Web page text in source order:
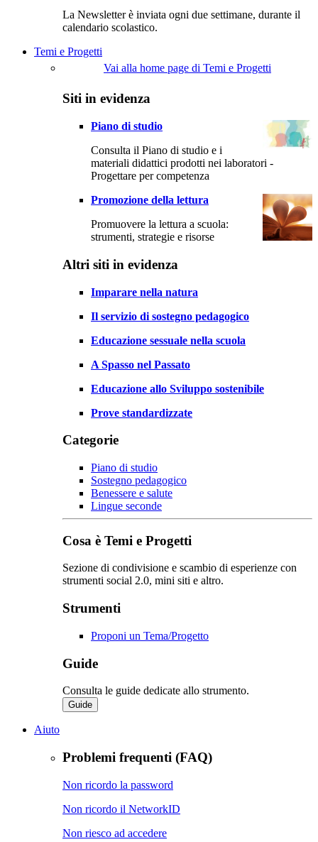
La Newsletter è inviata ogni due settimane, durante il
calendario scolastico.
Temi e Progetti
Vai alla home page di Temi e Progetti
Siti in evidenza
Piano di studio
Consulta il Piano di studio e i
materiali didattici prodotti nei laboratori -
Progettare per competenza
Promozione della lettura
Promuovere la lettura a scuola:
strumenti, strategie e risorse
Altri siti in evidenza
Imparare nella natura
Il servizio di sostegno pedagogico
Educazione sessuale nella scuola
A Spasso nel Passato
Educazione allo Sviluppo sostenibile
Prove standardizzate
Categorie
Piano di studio
Sostegno pedagogico
Benessere e salute
Lingue seconde
Cosa è Temi e Progetti
Sezione di condivisione e scambio di esperienze con
strumenti social 2.0, mini siti e altro.
Strumenti
Proponi un Tema/Progetto
Guide
Consulta le guide dedicate allo strumento.
Guide
Aiuto
Problemi frequenti (FAQ)
Non ricordo la password
Non ricordo il NetworkID
Non riesco ad accedere